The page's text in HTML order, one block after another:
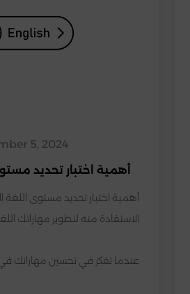
5, 2024
أهمية اختبار تحديد
عندما تفكر في تحسين مهاراتك